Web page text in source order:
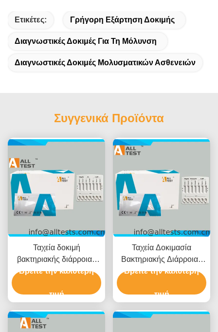
Ετικέτες: Γρήγορη Εξάρτηση Δοκιμής
Διαγνωστικές Δοκιμές Για Τη Μόλυνση
Διαγνωστικές Δοκιμές Μολυσματικών Ασθενειών
Συγγενικά Προϊόντα
Ταχεία δοκιμή
βακτηριακής διάρροιας
για
με χρόνο ανάγνωσης 10
CE και υψηλή ακρίβεια
Βρείτε την καλύτερη
τιμή
Ταχεία Δοκιμασία
Βακτηριακής Διάρροιας
για
Shigella/Salmonella/C.diff
με Γρήγορα
Λεπτά Υψηλή Ακρίβεια
Βρείτε την καλύτερη
τιμή